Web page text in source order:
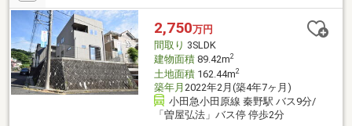
2,750万円
間取り 3SLDK
建物面積89.42m2
土地面積162.44m2
築年月 2022年2月(築4年7ヶ月)
小田急小田原線 秦野駅 バス9分/
「曽屋弘法」バス停 停歩2分